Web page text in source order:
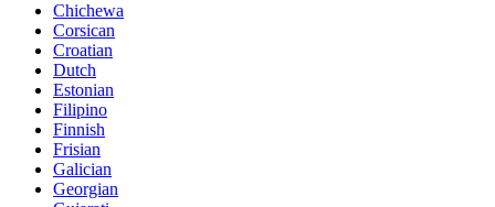
Chichewa
Corsican
Croatian
Dutch
Estonian
Filipino
Finnish
Frisian
Galician
Georgian